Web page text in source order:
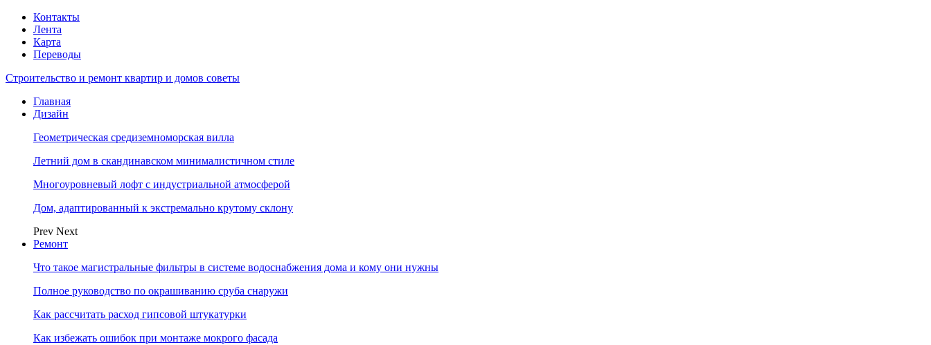
Контакты
Лента
Карта
Переводы
Строительство и ремонт квартир и домов советы
Главная
Дизайн
Геометрическая средиземноморская вилла
Летний дом в скандинавском минималистичном стиле
Многоуровневый лофт с индустриальной атмосферой
Дом, адаптированный к экстремально крутому склону
Prev Next
Ремонт
Что такое магистральные фильтры в системе водоснабжения дома и кому они нужны
Полное руководство по окрашиванию сруба снаружи
Как рассчитать расход гипсовой штукатурки
Как избежать ошибок при монтаже мокрого фасада